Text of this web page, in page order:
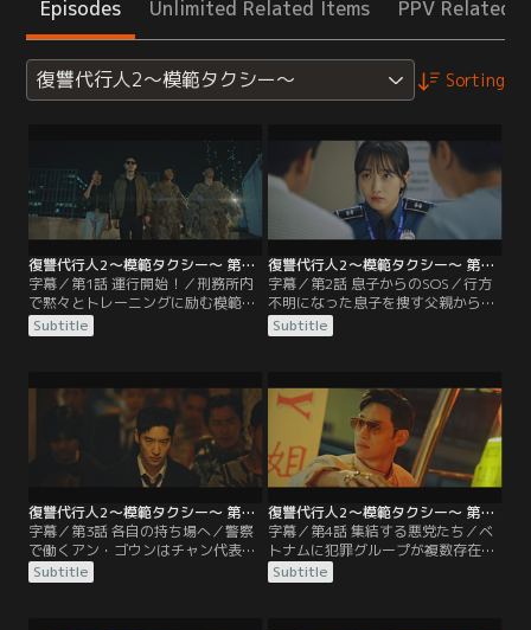
Episodes Unlimited Related Items PPV Related
復讐代行人2～模範タクシー～ Sorting
復讐代行人2～模範タクシー～ 第01話／字幕
字幕／第1話 運行開始！／刑務所内
で黙々とトレーニングに励む模範タ
クシーの運転手キム・ドギ。ある
日、わいせつ動画の配信で悪事の
向かう彼らを乗せた車にアクシデン
Subtitle
復讐代行人2～模範タクシー～ 第02話／字幕
字幕／第2話 息子からのSOS／行方
不明になった息子を捜す父親から一
部始終を聞いたドギは、模範タクシ
ーのチャン・ソンチョル代表と2人
ドギを手伝うが…。果たしてドギの
作戦とは？
Subtitle
復讐代行人2～模範タクシー～ 第03話／字幕
字幕／第3話 各自の持ち場へ／警察
で働くアン・ゴウンはチャン代表に
電話をかけ、チャン代表が隠し事を
していると見破る。模範タクシーの
Subtitle
復讐代行人2～模範タクシー～ 第04話／字幕
字幕／第4話 集結する悪党たち／ベ
トナムに犯罪グループが複数存在す
ると知ったドギは、1か所に集めて
一網打尽にするアイデアを思いつ
Subtitle